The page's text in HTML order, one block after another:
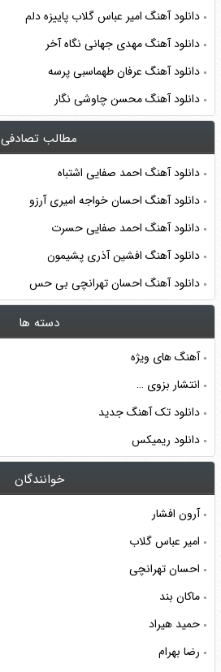
دانلود آهنگ امیر عباس گلاب پاییزه دلم
دانلود آهنگ مهدی جهانی نگاه آخر
دانلود آهنگ عرفان طهماسبی پرسه
دانلود آهنگ محسن چاوشی نگار
مطالب تصادفی
دانلود آهنگ احمد صفایی اشتباه
دانلود آهنگ احسان خواجه امیری آرزو
دانلود آهنگ احمد صفایی حسرت
دانلود آهنگ افشین آذری پشیمون
دانلود آهنگ احسان تهرانچی بی حس
دسته ها
آهنگ های ویژه
انتشار بزوی …
دانلود تک آهنگ جدید
دانلود ریمیکس
خوانندگان
آرون افشار
امیر عباس گلاب
احسان تهرانچی
ماکان بند
حمید هیراد
رضا بهرام